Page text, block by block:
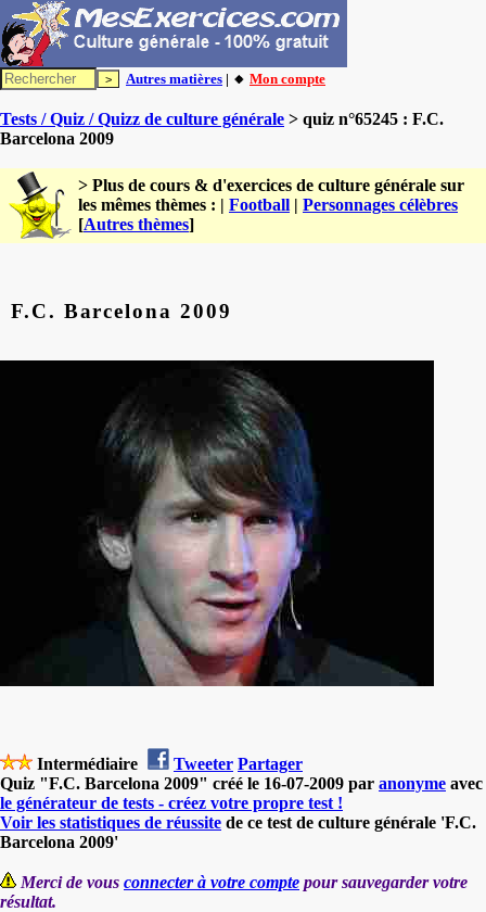
Autres matières | 🔸 Mon compte
Tests / Quiz / Quizz de culture générale > quiz n°65245 : F.C.
Barcelona 2009
> Plus de cours & d'exercices de culture générale sur
les mêmes thèmes : | Football | Personnages célèbres
[Autres thèmes]
F.C. Barcelona 2009
Intermédiaire Tweeter Partager
Quiz "F.C. Barcelona 2009" créé le 16-07-2009 par anonyme avec
le générateur de tests - créez votre propre test !
Voir les statistiques de réussite de ce test de culture générale 'F.C.
Barcelona 2009'
Merci de vous connecter à votre compte pour sauvegarder votre
résultat.